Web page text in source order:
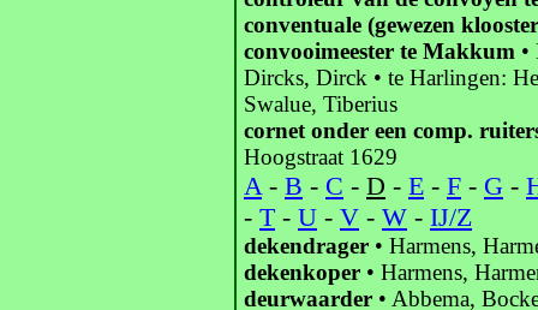
conventuale (gewezen
convooimeester te Makkum •
Dircks, Dirck • te Harlingen:
Swalue, Tiberius
cornet onder een comp.
Hoogstraat 1629
A - B - C - D - E - F - G -
- T - U - V - W - IJ/Z
dekendrager • Harmens,
dekenkoper • Harmens,
deurwaarder • Abbema,